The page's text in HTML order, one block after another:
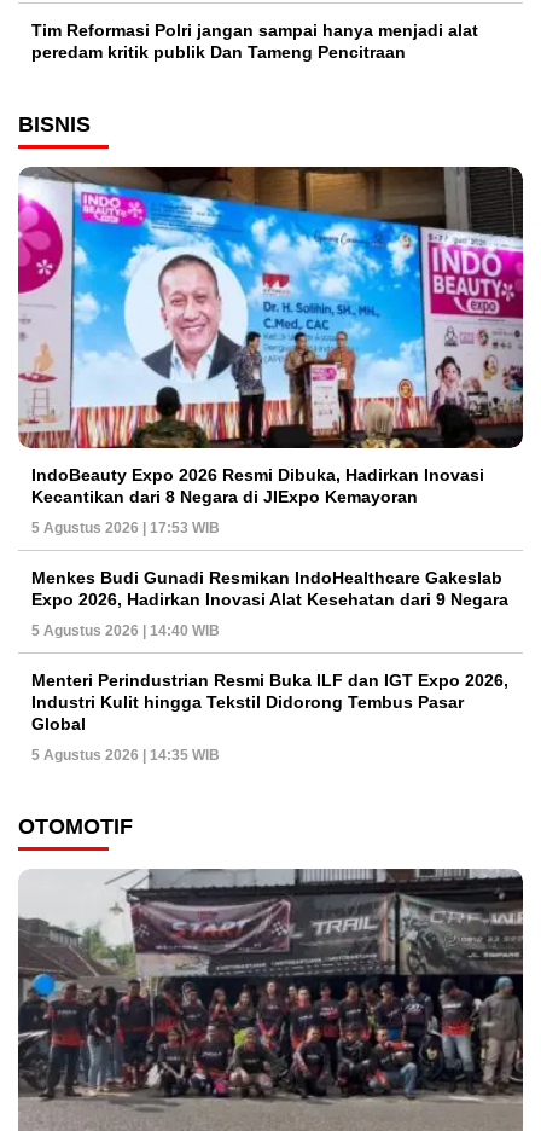
Tim Reformasi Polri jangan sampai hanya menjadi alat
peredam kritik publik Dan Tameng Pencitraan
BISNIS
IndoBeauty Expo 2026 Resmi Dibuka, Hadirkan Inovasi
Kecantikan dari 8 Negara di JIExpo Kemayoran
5 Agustus 2026 | 17:53 WIB
Menkes Budi Gunadi Resmikan IndoHealthcare Gakeslab
Expo 2026, Hadirkan Inovasi Alat Kesehatan dari 9 Negara
5 Agustus 2026 | 14:40 WIB
Menteri Perindustrian Resmi Buka ILF dan IGT Expo 2026,
Industri Kulit hingga Tekstil Didorong Tembus Pasar
Global
5 Agustus 2026 | 14:35 WIB
OTOMOTIF